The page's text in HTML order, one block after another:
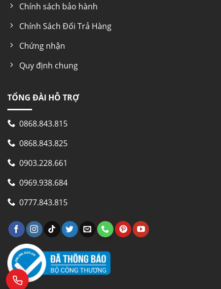
Chính sách bảo hành
Chính Sách Đổi Trả Hàng
Chứng nhận
Quy định chung
TỔNG ĐÀI HỖ TRỢ
0868.843.815
0868.843.825
0903.228.661
0969.938.684
0777.843.815